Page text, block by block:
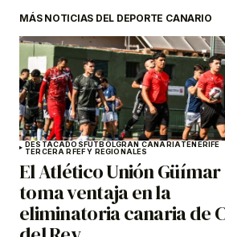
MÁS NOTICIAS DEL DEPORTE CANARIO
DESTACADOSFÚTBOLGRAN CANARIATENERIFE
TERCERA RFEF Y REGIONALES
El Atlético Unión Güímar
toma ventaja en la
eliminatoria canaria de